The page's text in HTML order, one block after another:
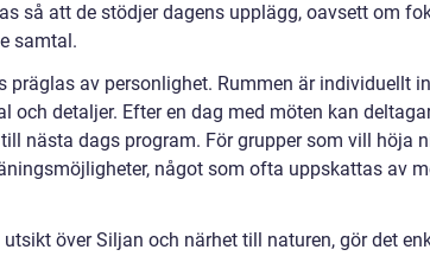
så att de stödjer dagens upplägg, oavsett om
samtal.
präglas av personlighet. Rummen är individuellt
och detaljer. Efter en dag med möten kan
nästa dags program. För grupper som vill höja
något som ofta uppskattas av
utsikt över Siljan och närhet till naturen, gör det